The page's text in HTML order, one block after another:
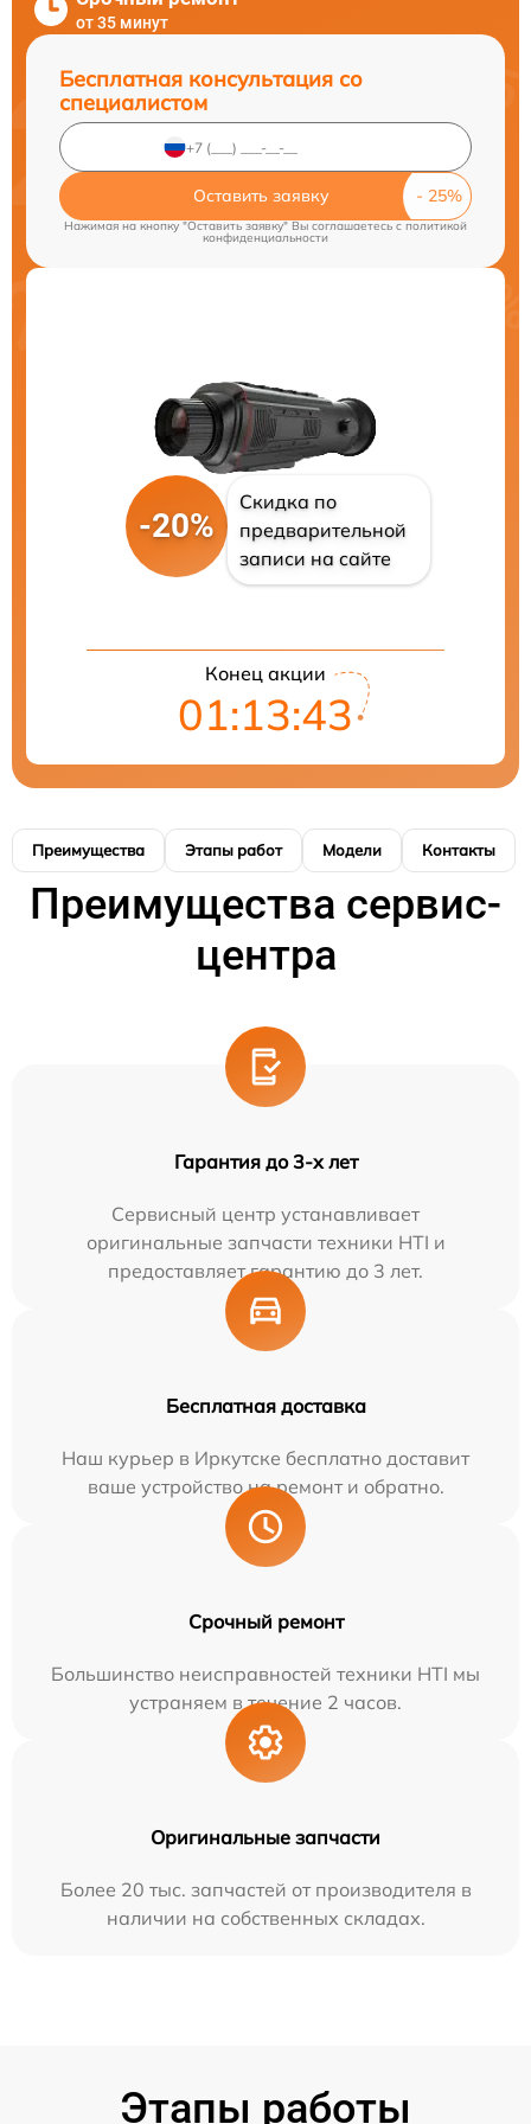
от 35 минут
Бесплатная консультация со
специалистом
Оставить заявку
Нажимая на кнопку "Оставить заявку" Вы соглашаетесь cполитикой
конфиденциальности
-20%
Скидка по
предварительной
записи на сайте
Конец акции
01:13:43
Преимущества Этапы работ Модели Контакты
Преимущества сервис-
центра
Гарантия до 3-х лет
Сервисный центр устанавливает
оригинальные запчасти техники HTI и
предоставляет гарантию до 3 лет.
Бесплатная доставка
Наш курьер в Иркутске бесплатно доставит
ваше устройство на ремонт и обратно.
Срочный ремонт
Большинство неисправностей техники HTI мы
устраняем в течение 2 часов.
Оригинальные запчасти
Более 20 тыс. запчастей от производителя в
наличии на собственных складах.
Этапы работы